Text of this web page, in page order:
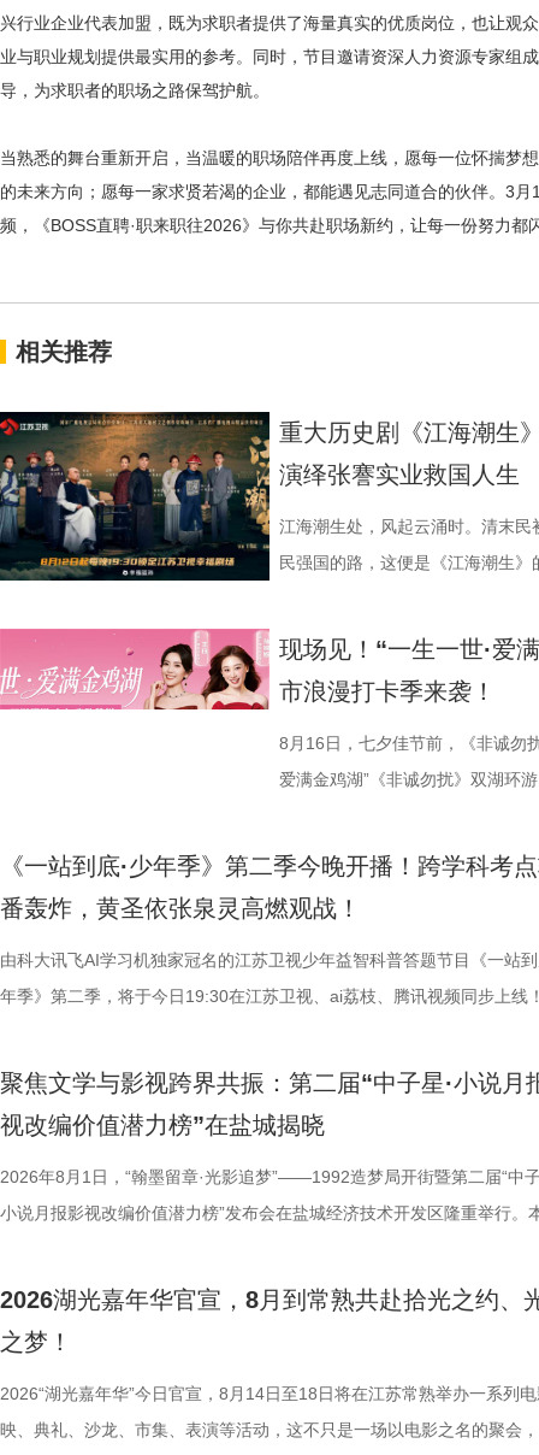
兴行业企业代表加盟，既为求职者提供了海量真实的优质岗位，也让观
业与职业规划提供最实用的参考。同时，节目邀请资深人力资源专家组
导，为求职者的职场之路保驾护航。
当熟悉的舞台重新开启，当温暖的职场陪伴再度上线，愿每一位怀揣梦
的未来方向；愿每一家求贤若渴的企业，都能遇见志同道合的伙伴。 3月
频，《BOSS直聘·职来职往2026》与你共赴职场新约，让每一份努力都
相关推荐
重大历史剧《江海潮生
演绎张謇实业救国人生
江海潮生处，风起云涌时。清末
民强国的路，这便是《江海潮生
材文艺创作资助项目、 江苏省广
份有限公司、中共南通市委宣传
衔主演（按姓氏笔画排序），打
的人生历程，引领观众在百年时光
正剧框架 讲述一位“状元”的
后就要挨打的现实，他毅然放弃
业、兴教育、兴城市推动南通成为
的发展进程。 爱国、救国、
剧张强表示：“当国家和民族面临
中国早期企业家兴办实业、产业
情怀、富民理想和社会责任，凝练
神，力求为新时代企业家精神
张謇立足中华文化、拥抱时
架，以“实业报国”为主轴，围绕
以充满张力的情节脉络再现丰满
现场见！“一生一世·爱
市浪漫打卡季来袭！
8月16日，七夕佳节前，《非诚勿
爱满金鸡湖”《非诚勿扰》双湖环
《非诚勿扰》节目组联合苏州工
珏、孙嬿婉将携手《非诚勿扰》
组成“打卡团”阵容，带领多组情
觅缘之旅。 图片8.png 苏州是一
依托金鸡湖与独墅湖双湖水域联
02、独墅湖月亮湾码头、飞翔雕
融天幕、月光码头九大地标，让
浪漫故事。 图片9.png 打卡之旅
02两座旅游驿站，在“婚拍友好驿
鸡湖全景，随后前往苏州当代美
动。夜幕降临，活动转场至圆融
《一站到底·少年季》
番轰炸，黄圣依张泉灵
由科大讯飞AI学习机独家冠名的江
年季》第二季，将于今日19:30在
量。首期赛场就将迎来二选一残
而出？答案今晚揭晓！ PBL
较于第一季，本季赛制紧扣新课
PBL项目挑战模式，模拟真实学习
加持、学科专家权威解读，以科
方位检验少年们的综合素养。首
年凭借扎实数理基础与超快临场
聚焦文学与影视跨界共振：第二届“中子星·小说月
视改编价值潜力榜”在盐城揭晓
2026年8月1日，“翰墨留章·光影追梦”——1992造梦局开街暨第二届“中
小说月报影视改编价值潜力榜”发布会在盐城经济技术开发区隆重举行。
化广电和旅游局、盐城经济技术开发区指导，江苏世纪新城投资控股集
达文化传媒公司联合主办，盐城师范学院、盐城幼儿师范高等专科学校
活动当天，众多知名编剧、导演、作家、行业专家、平台代表及影视公
人齐聚一堂，共同见证文学与影视两大艺术形态的深度对话与跨界共振
2026湖光嘉年华官宣，8月到常熟共赴拾光之约、
之梦！
2026“湖光嘉年华”今日官宣，8月14日至18日将在江苏常熟举办一系列
映、典礼、沙龙、市集、表演等活动，这不只是一场以电影之名的聚会